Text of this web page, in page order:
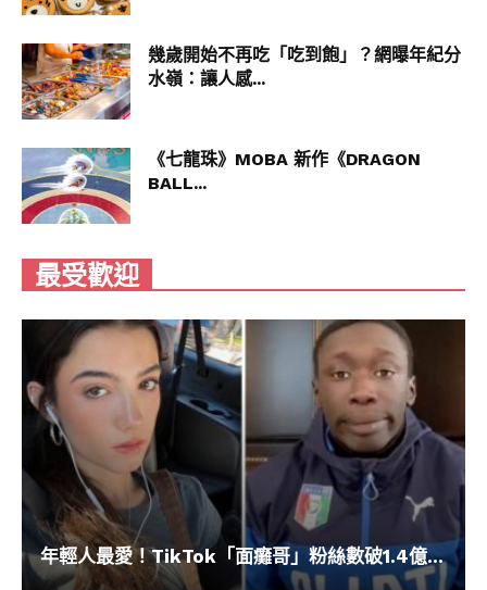
幾歲開始不再吃「吃到飽」？網曝年紀分
水嶺：讓人感...
《七龍珠》MOBA 新作《DRAGON
BALL...
最受歡迎
年輕人最愛！TikTok「面癱哥」粉絲數破1.4億...